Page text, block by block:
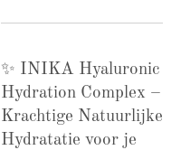
✨ INIKA Hyaluronic
Hydration Complex –
Krachtige Natuurlijke
Hydratatie voor je